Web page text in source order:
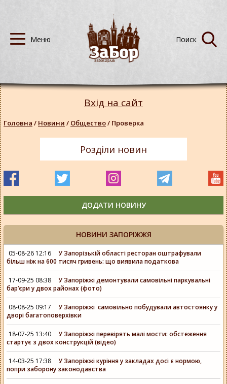
Вхід на сайт
Головна / Новини / Общество/ Проверка
Розділи новин
ДОДАТИ НОВИНУ
НОВИНИ ЗАПОРІЖЖЯ
05-08-26 12:16
У Запорізькій області ресторан оштрафували
більш ніж на 600 тисяч гривень: що виявила податкова
17-09-25 08:38
У Запоріжжі демонтували самовільні паркувальні
бар’єри у двох районах (фото)
08-08-25 09:17
У Запоріжжі самовільно побудували автостоянку у
дворі багатоповерхівки
18-07-25 13:40
У Запоріжжі перевірять малі мости: обстеження
стартує з двох конструкцій (відео)
14-03-25 17:38
У Запоріжжі куріння у закладах досі є нормою,
попри заборону законодавства